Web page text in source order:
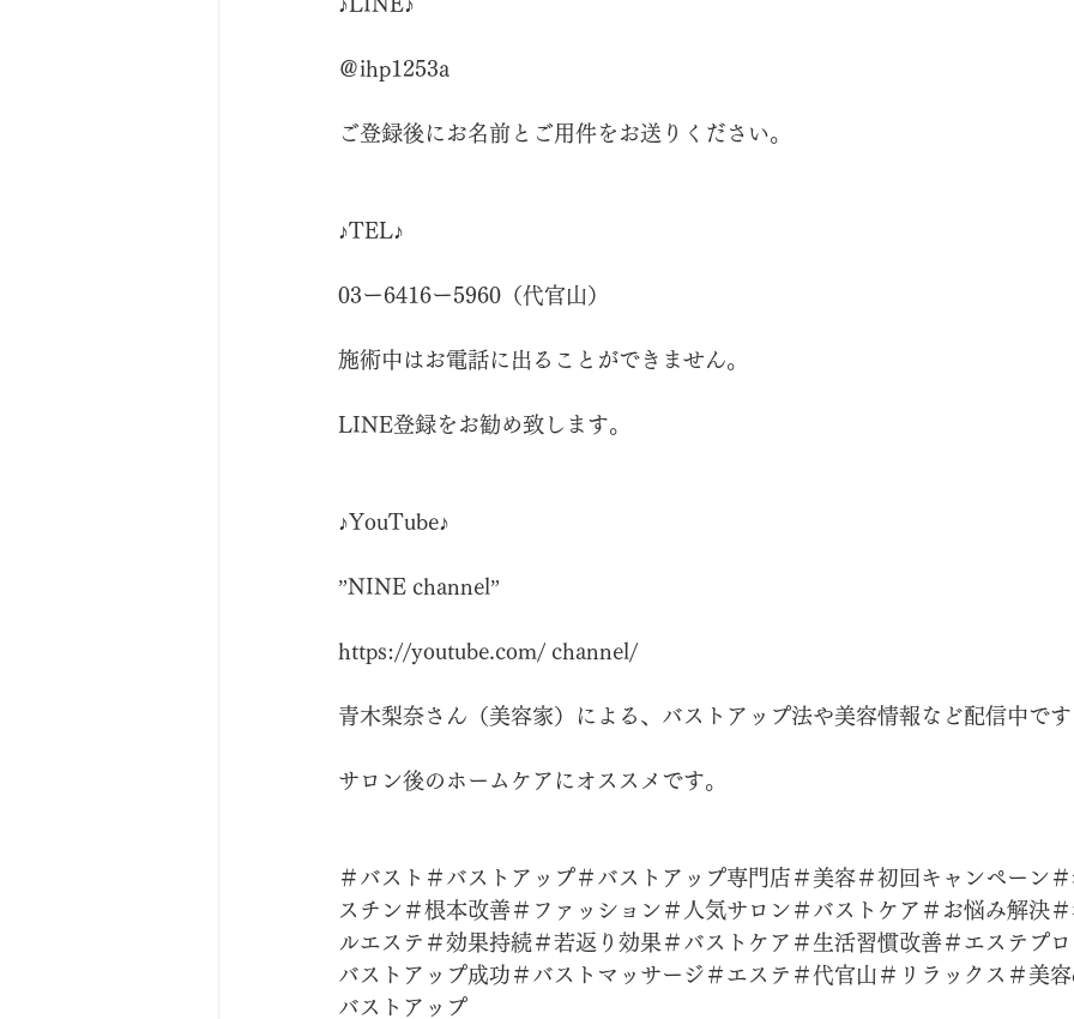
＠ihp1253a
ご登録後にお名前とご用件をお送りください。
♪TEL♪
03ー6416ー5960（代官山）
施術中はお電話に出ることができません。
LINE登録をお勧め致します。
♪YouTube♪
”NINE channel”
https://youtube.com/ channel/
青木梨奈さん（美容家）による、バストアップ法や美容情報など配信中で
サロン後のホームケアにオススメです。
＃バスト＃バストアップ＃バストアップ専門店＃美容＃初回キャンペーン
スチン＃根本改善＃ファッション＃人気サロン＃バストケア＃お悩み解決
ルエステ＃効果持続＃若返り効果＃バストケア＃生活習慣改善＃エステプ
バストアップ成功＃バストマッサージ＃エステ＃代官山＃リラックス＃美
バストアップ